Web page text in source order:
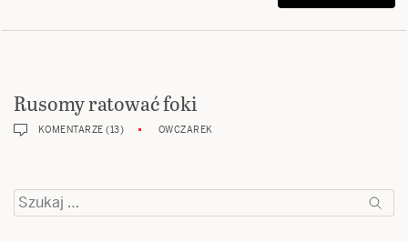
Rusomy ratować foki
KOMENTARZE (13) OWCZAREK
Szukaj: